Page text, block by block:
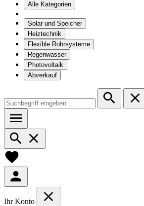
Alle Kategorien
Solar und Speicher
Heiztechnik
Flexible Rohrsysteme
Regenwasser
Photovoltaik
Abverkauf
Ihr Konto